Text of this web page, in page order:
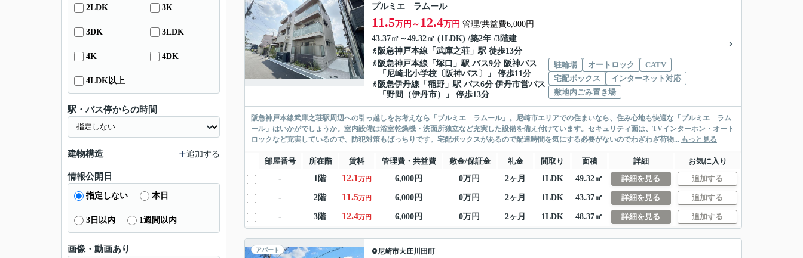
プルミエ ラムール
11.5万円～ 12.4万円 管理/共益費6,000円
43.37㎡～49.32㎡ (1LDK) /築2年 /3階建
阪急神戸本線 「 武庫之荘 」駅 徒歩13分
阪急神戸本線 「 塚口 」駅 バス9分 阪神バス
「尼崎北小学校〔阪神バス〕」 停歩11分
阪急伊丹線 「 稲野 」駅 バス6分 伊丹市営バス
「野間（伊丹市）」 停歩13分
駐輪場 オートロック
CATV
宅配ボックス
インターネット対応
敷地内ごみ置き場
阪急神戸本線武庫之荘駅周辺への引っ越しをお考えなら「プルミエ ラムール」。尼崎市エリアでの住まいなら、住み心地も快適な「プルミエ ラム
ール」はいかがでしょうか。室内設備は浴室乾燥機・洗面所独立など充実した設備を備え付けています。セキュリティ面は、TVインターホン・オート
ロックなど充実しているので、防犯対策もばっちりです。宅配ボックスがあるので配達時間を気にする必要がないのでわざわざ荷物... もっと見る
部屋番号 所在階 賃料 管理費・共益費 敷金/保証金 礼金 間取り 面積 詳細
お気に入り
-
1階 12.1万円 6,000円 0万円 2ヶ月 1LDK 49.32㎡ 詳細を見る 追加する
- 2階 11.5万円 6,000円 0万円 2ヶ月 1LDK 43.37㎡ 詳細を見る 追加する
- 3階 12.4万円 6,000円 0万円 2ヶ月 1LDK 48.37㎡ 詳細を見る 追加する
アパート 尼崎市大庄川田町
2LDK 3K
3DK 3LDK
4K 4DK
4LDK以上
駅・バス停からの時間
建物構造 追加する
情報公開日
指定しない 本日
3日以内 1週間以内
画像・動画あり